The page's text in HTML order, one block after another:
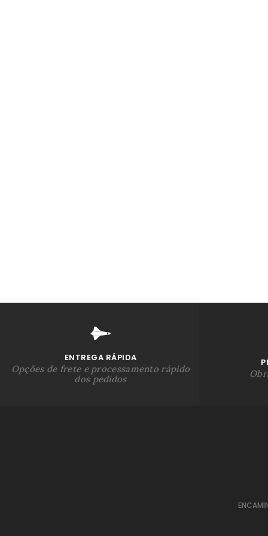
ENTREGA RÁPIDA
Opções de frete e processamento rápido
dos pedidos